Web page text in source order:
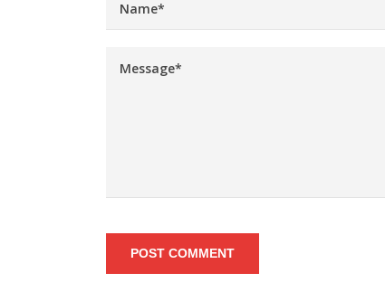
POST COMMENT